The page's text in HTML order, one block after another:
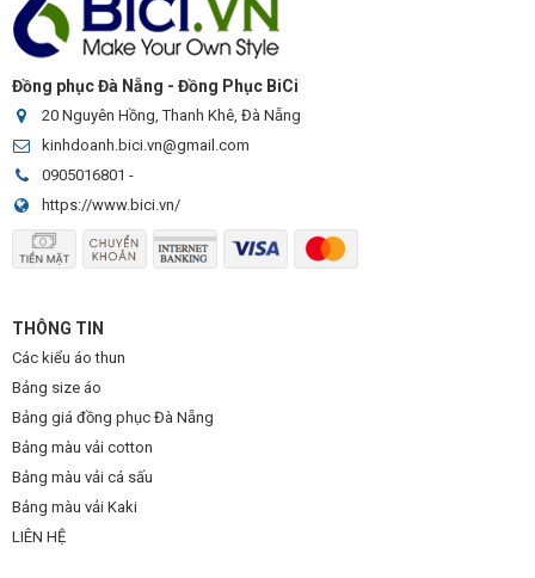
Đồng phục Đà Nẵng - Đồng Phục BiCi
20 Nguyên Hồng, Thanh Khê, Đà Nẵng
kinhdoanh.bici.vn@gmail.com
0905016801 -
https://www.bici.vn/
THÔNG TIN
Các kiểu áo thun
Bảng size áo
Bảng giá đồng phục Đà Nẵng
Bảng màu vải cotton
Bảng màu vải cá sấu
Bảng màu vải Kaki
LIÊN HỆ